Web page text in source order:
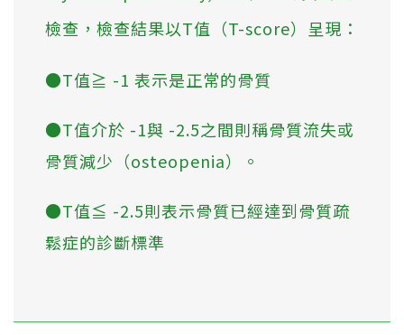
檢查，檢查結果以T值（T-score）呈現：
●T值≧ -1 表示是正常的骨質
●T值介於 -1與 -2.5之間則稱骨質流失或
骨質減少（osteopenia）。
●T值≦ -2.5則表示骨質已經達到骨質疏
鬆症的診斷標準